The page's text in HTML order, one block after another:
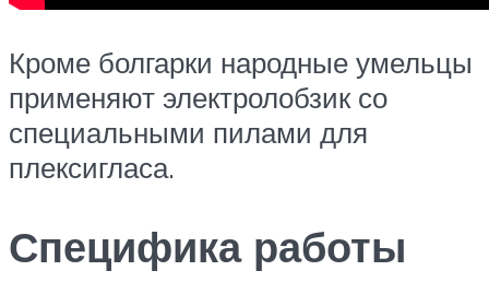
Кроме болгарки народные умельцы
применяют электролобзик со
специальными пилами для
плексигласа.
Специфика работы